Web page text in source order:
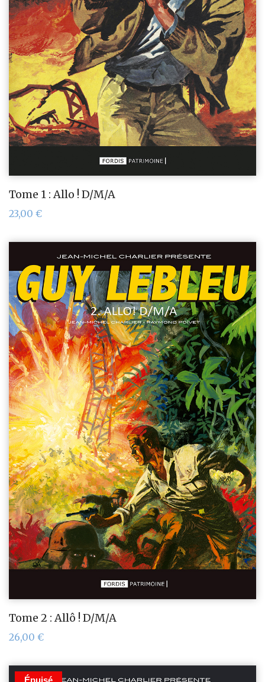
Tome 1 : Allo ! D/M/A
23,00 €
Tome 2 : Allô ! D/M/A
26,00 €
Épuisé